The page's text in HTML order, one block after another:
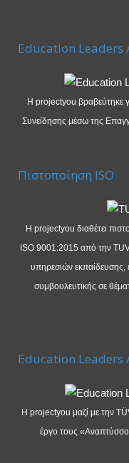
Education Leaders
Η projectyou βραβεύτηκε
Συνείδησης μέσω της
Πιστοποίηση ISO
Η projectyou διαθέτει
ISO 9001:2015 από την
υπηρεσιών εκπαίδευσης,
συμβουλευτικής σε
Education Leaders
Η projectyou μαζί με την
έργο τους